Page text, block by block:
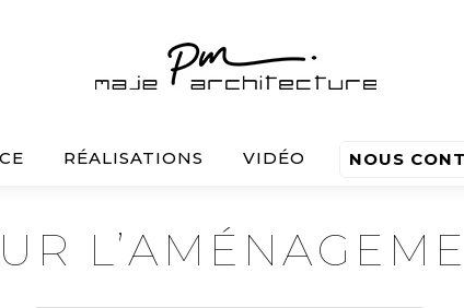
RÉALISATIONS VIDÉO NOUS